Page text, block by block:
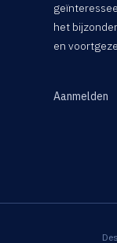
het
en
Aanmelden